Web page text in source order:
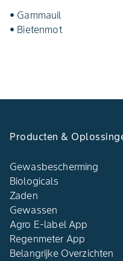
• Gammauil
• Bietenmot
Producten &
Gewasbescherming
Biologicals
Zaden
Gewassen
Agro E-label App
Regenmeter App
Belangrijke Overzichten